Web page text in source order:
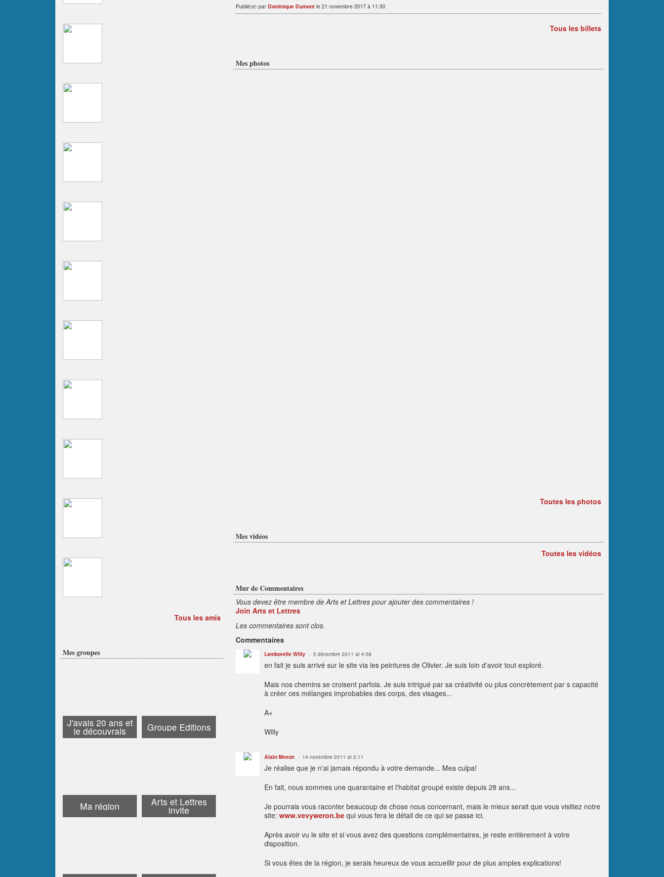
Publié(e) par Dominique Dumont le 21 novembre 2017 à 11:30
Tous les billets
Mes photos
Toutes les photos
Mes vidéos
Toutes les vidéos
Mur de Commentaires
Vous devez être membre de Arts et Lettres pour ajouter des commentaires !
Join Arts et Lettres
Les commentaires sont clos.
Commentaires
Lamborelle Willy 5 décembre 2011 at 4:58
en fait je suis arrivé sur le site via les peintures de Olivier. Je suis loin d'avoir tout exploré.
Mais nos chemins se croisent parfois. Je suis intrigué par sa créativité ou plus concrètement par s capacité
à créer ces mélanges improbables des corps, des visages...
A+
Willy
Alain Meeze 14 novembre 2011 at 2:11
Je réalise que je n'ai jamais répondu à votre demande... Mea culpa!
En fait, nous sommes une quarantaine et l'habitat groupé existe depuis 28 ans...
Je pourrais vous raconter beaucoup de chose nous concernant, mais le mieux serait que vous visitiez notre
site: www.vevyweron.be qui vous fera le détail de ce qui se passe ici.
Après avoir vu le site et si vous avez des questions complémentaires, je reste entièrement à votre
disposition.
Si vous êtes de la région, je serais heureux de vous accueillir pour de plus amples explications!
Tous les amis
Mes groupes
J'avais 20 ans et
je découvrais Groupe Editions
Ma région Arts et Lettres
invite